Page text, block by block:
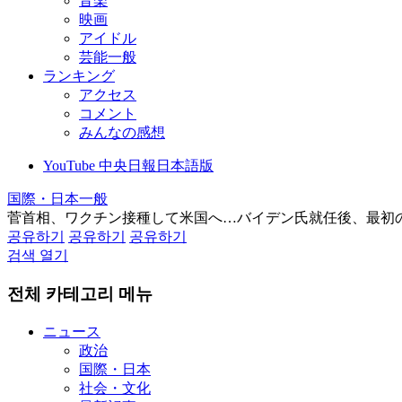
映画
アイドル
芸能一般
ランキング
アクセス
コメント
みんなの感想
YouTube 中央日報日本語版
国際・日本一般
菅首相、ワクチン接種して米国へ…バイデン氏就任後、最初
공유하기
공유하기
공유하기
검색 열기
전체 카테고리 메뉴
ニュース
政治
国際・日本
社会・文化